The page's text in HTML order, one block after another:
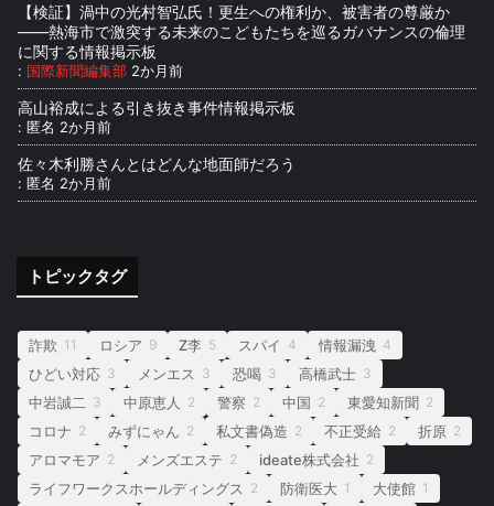
【検証】渦中の光村智弘氏！更生への権利か、被害者の尊厳か
――熱海市で激突する未来のこどもたちを巡るガバナンスの倫理
に関する情報掲示板
: 国際新聞編集部 2か月前
高山裕成による引き抜き事件情報掲示板
: 匿名 2か月前
佐々木利勝さんとはどんな地面師だろう
: 匿名 2か月前
トピックタグ
詐欺 11 ロシア 9 Z李 5 スパイ 4 情報漏洩 4
ひどい対応 3 メンエス 3 恐喝 3 高橋武士 3
中岩誠二 3 中原恵人 2 警察 2 中国 2 東愛知新聞 2
コロナ 2 みずにゃん 2 私文書偽造 2 不正受給 2 折原 2
アロマモア 2 メンズエステ 2 ideate株式会社 2
ライフワークスホールディングス 2 防衛医大 1 大使館 1